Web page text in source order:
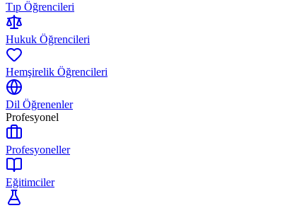
Tıp Öğrencileri
Hukuk Öğrencileri
Hemşirelik Öğrencileri
Dil Öğrenenler
Profesyonel
Profesyoneller
Eğitimciler